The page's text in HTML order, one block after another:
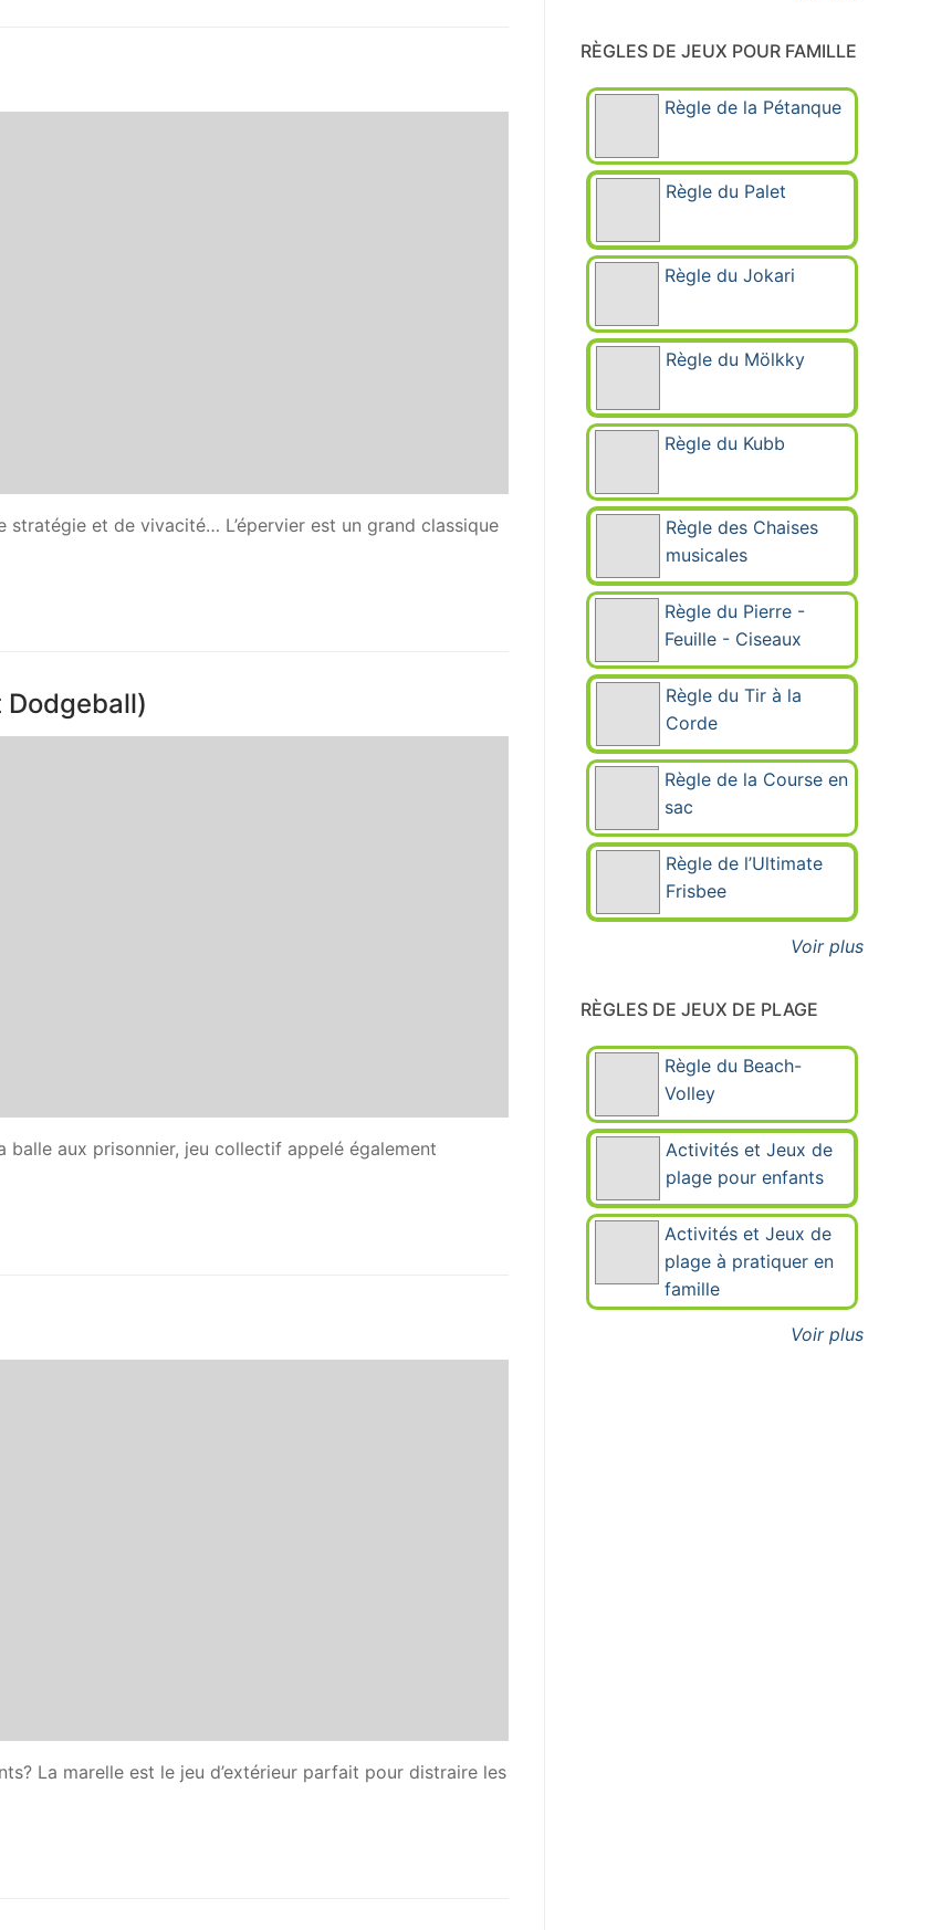
stratégie et de vivacité… L’épervier est un grand classique
Dodgeball)
aux prisonnier, jeu collectif appelé également
La marelle est le jeu d’extérieur parfait pour distraire les
RÈGLES DE JEUX POUR FAMILLE
Règle de la Pétanque
Règle du Palet
Règle du Jokari
Règle du Mölkky
Règle du Kubb
Règle des Chaises
musicales
Règle du Pierre -
Feuille - Ciseaux
Règle du Tir à la
Corde
Règle de la Course en
sac
Règle de l’Ultimate
Frisbee
Voir plus
RÈGLES DE JEUX DE PLAGE
Règle du Beach-
Volley
Activités et Jeux de
plage pour enfants
Activités et Jeux de
plage à pratiquer en
famille
Voir plus